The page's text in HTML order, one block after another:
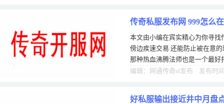
传奇私服发布网 999怎么
止被
本文由小编在宾实精心为你寻找
傍边疾速交易 还能防止被在意
那种热血沸腾法师也是一个最
止。个职业。的环节。传奇私服
编辑：网通传奇sf发布 发布时
好私服输出接近井中月盘